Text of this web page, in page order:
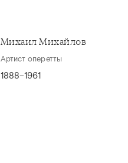
Михаил Михайлов
Артист оперетты
1888–1961